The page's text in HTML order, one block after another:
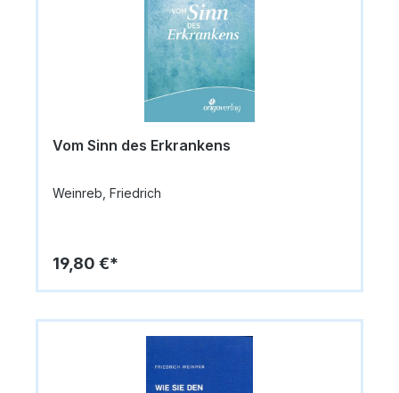
Vom Sinn des Erkrankens
Weinreb, Friedrich
19,80 €*